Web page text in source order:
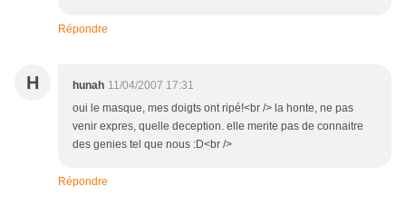
Répondre
H hunah 11/04/2007 17:31
oui le masque, mes doigts ont ripé!<br /> la honte, ne pas
venir expres, quelle deception. elle merite pas de connaitre
des genies tel que nous :D<br />
Répondre